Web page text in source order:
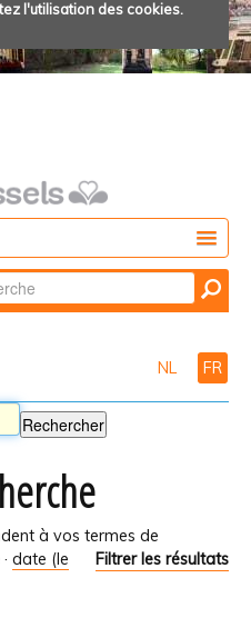
l'utilisation des cookies.
par
NL FR
à vos termes de
Filtrer les résultats
· date (le